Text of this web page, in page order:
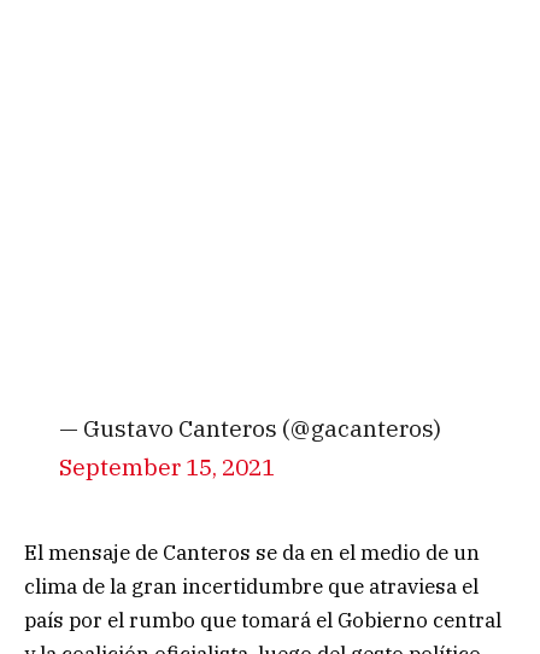
— Gustavo Canteros (@gacanteros)
September 15, 2021
El mensaje de Canteros se da en el medio de un
clima de la gran incertidumbre que atraviesa el
país por el rumbo que tomará el Gobierno central